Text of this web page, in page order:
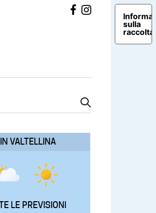
VALTELLINA
LE PREVISIONI
sulla
raccolta